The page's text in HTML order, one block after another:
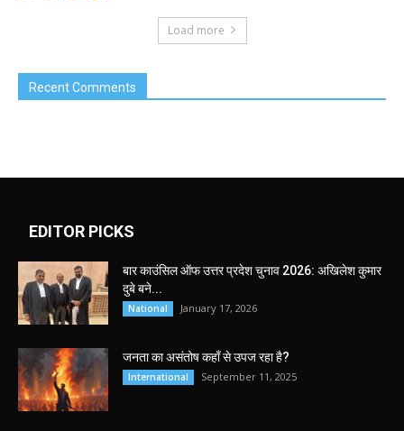
Load more
Recent Comments
EDITOR PICKS
बार काउंसिल ऑफ उत्तर प्रदेश चुनाव 2026: अखिलेश कुमार
दुबे बने...
National January 17, 2026
जनता का असंतोष कहाँ से उपज रहा है?
International September 11, 2025